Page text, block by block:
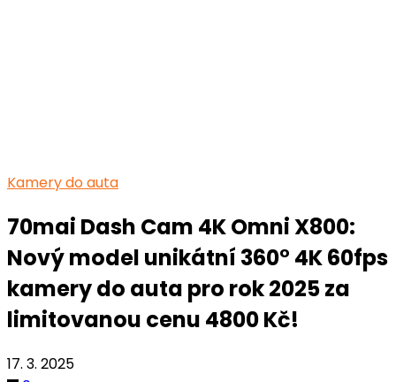
Kamery do auta
70mai Dash Cam 4K Omni X800:
Nový model unikátní 360° 4K 60fps
kamery do auta pro rok 2025 za
limitovanou cenu 4800 Kč!
17. 3. 2025